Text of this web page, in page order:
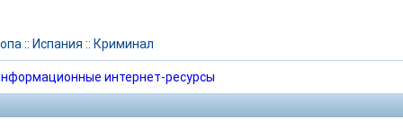
:: Испания :: Криминал
интернет-ресурсы